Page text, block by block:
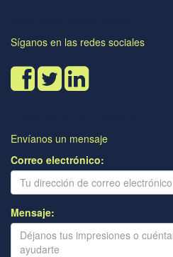
Síganos en las redes sociales
Envíanos un mensaje
Correo electrónico:
Mensaje: